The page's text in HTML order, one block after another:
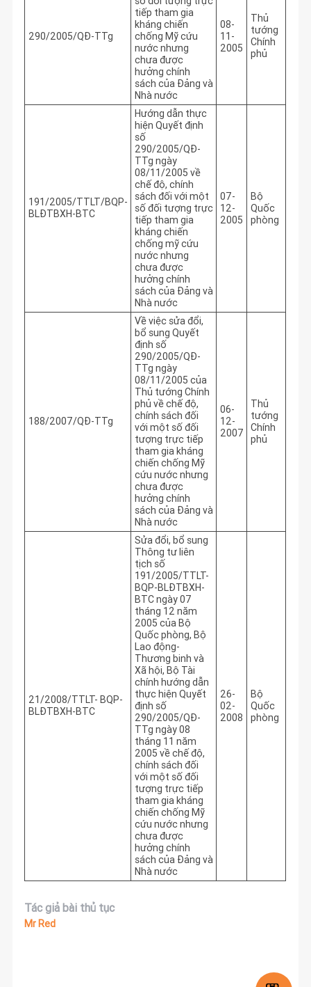
290/2005/QĐ-TTg
tiếp tham gia
kháng chiến
chống Mỹ cứu
nước nhưng
chưa được
hưởng chính
sách của Đảng và
Nhà nước
08-
11-
2005
Thủ
tướng
Chính
phủ
191/2005/TTLT/BQP-
BLĐTBXH-BTC
Hướng dẫn thực
hiện Quyết định
số
290/2005/QĐ-
TTg ngày
08/11/2005 về
chế độ, chính
sách đối với một
số đối tượng trực
tiếp tham gia
kháng chiến
chống mỹ cứu
nước nhưng
chưa được
hưởng chính
sách của Đảng và
Nhà nước
07-
12-
2005
Bộ
Quốc
phòng
188/2007/QĐ-TTg
Về việc sửa đổi,
bổ sung Quyết
định số
290/2005/QĐ-
TTg ngày
08/11/2005 của
Thủ tướng Chính
phủ về chế độ,
chính sách đối
với một số đối
tượng trực tiếp
tham gia kháng
chiến chống Mỹ
cứu nước nhưng
chưa được
hưởng chính
sách của Đảng và
Nhà nước
06-
12-
2007
Thủ
tướng
Chính
phủ
21/2008/TTLT- BQP-
BLĐTBXH-BTC
Sửa đổi, bổ sung
Thông tư liên
tịch số
191/2005/TTLT-
BQP-BLĐTBXH-
BTC ngày 07
tháng 12 năm
2005 của Bộ
Quốc phòng, Bộ
Lao động-
Thương binh và
Xã hội, Bộ Tài
chính hướng dẫn
thực hiện Quyết
định số
290/2005/QĐ-
TTg ngày 08
tháng 11 năm
2005 về chế độ,
chính sách đối
với một số đối
tượng trực tiếp
tham gia kháng
chiến chống Mỹ
cứu nước nhưng
chưa được
hưởng chính
sách của Đảng và
Nhà nước
26-
02-
2008
Bộ
Quốc
phòng
Tác giả bài thủ tục
Mr Red